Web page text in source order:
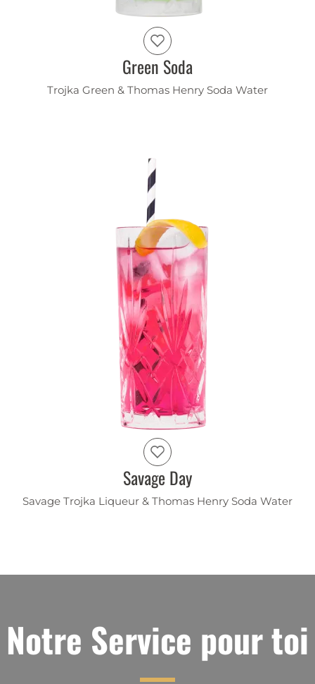
Green Soda
Trojka Green & Thomas Henry Soda Water
Savage Day
Savage Trojka Liqueur & Thomas Henry Soda Water
Notre Service pour toi